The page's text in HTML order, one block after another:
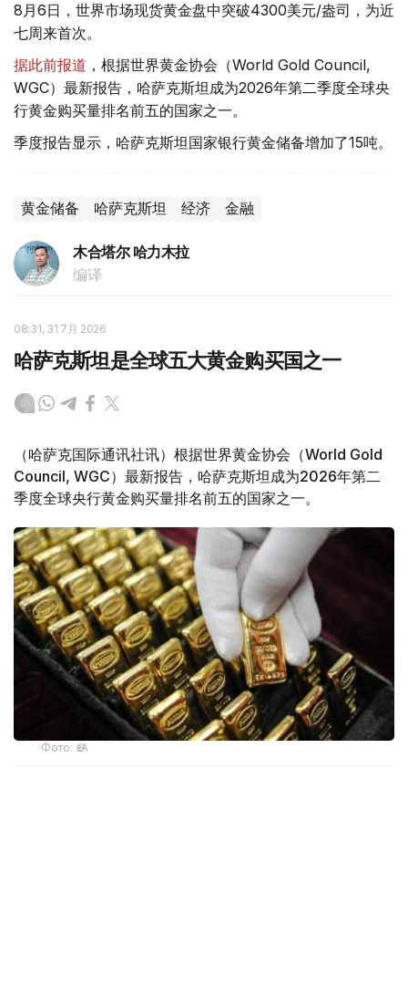
8月6日，世界市场现货黄金盘中突破4300美元/盎司，为近
七周来首次。
据此前报道 ，根据世界黄金协会（World Gold Council,
WGC）最新报告，哈萨克斯坦成为2026年第二季度全球央
行黄金购买量排名前五的国家之一。
季度报告显示，哈萨克斯坦国家银行黄金储备增加了15吨。
黄金储备 哈萨克斯坦 经济 金融
木合塔尔 哈力木拉
编译
08:31, 31 7月 2026
哈萨克斯坦是全球五大黄金购买国之一
（哈萨克国际通讯社讯）根据世界黄金协会（World Gold
Council, WGC）最新报告，哈萨克斯坦成为2026年第二
季度全球央行黄金购买量排名前五的国家之一。
Фото: ӨзА